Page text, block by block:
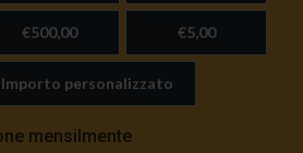
€500,00 €5,00
Importo personalizzato
mensilmente